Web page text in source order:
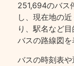
251,694のバス
し、現在地の
り、駅名など
バスの路線図を
バスの時刻表